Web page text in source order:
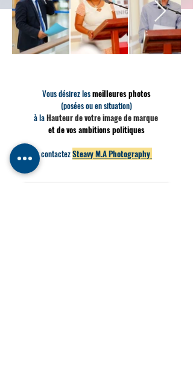
Vous désirez lesmeilleures photos
(posées ou en situation)
à laHauteur de votre image de marque
et de vos ambitions politiques
contactezSteavy M.A Photography